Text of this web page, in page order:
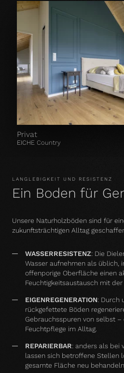
Privat
EICHE Country
LANGLEBIGKEIT UND RESISTENZ
Ein Boden für
Unsere Naturholzböden sind für
zukunftsträchtigen Alltag
WASSERRESISTENZ: Die
Wasser aufnehmen als üblich,
offenporige Oberfläche einen
Feuchtigkeitsaustausch mit
EIGENREGENERATION: Durch
rückgefettete Böden
Gebrauchsspuren von selbst
Feuchtpflege im Alltag.
REPARIERBAR: anders als bei
lassen sich betroffene Stellen
gesamte Fläche neu